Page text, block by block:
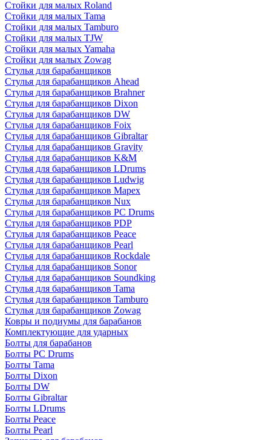
Стойки для малых Roland
Стойки для малых Tama
Стойки для малых Tamburo
Стойки для малых TJW
Стойки для малых Yamaha
Стойки для малых Zowag
Стулья для барабанщиков
Стулья для барабанщиков Ahead
Стулья для барабанщиков Brahner
Стулья для барабанщиков Dixon
Стулья для барабанщиков DW
Стулья для барабанщиков Foix
Стулья для барабанщиков Gibraltar
Стулья для барабанщиков Gravity
Стулья для барабанщиков K&M
Стулья для барабанщиков LDrums
Стулья для барабанщиков Ludwig
Стулья для барабанщиков Mapex
Стулья для барабанщиков Nux
Стулья для барабанщиков PC Drums
Стулья для барабанщиков PDP
Стулья для барабанщиков Peace
Стулья для барабанщиков Pearl
Стулья для барабанщиков Rockdale
Стулья для барабанщиков Sonor
Стулья для барабанщиков Soundking
Стулья для барабанщиков Tama
Стулья для барабанщиков Tamburo
Стулья для барабанщиков Zowag
Ковры и подиумы для барабанов
Комплектующие для ударных
Болты для барабанов
Болты PC Drums
Болты Tama
Болты Dixon
Болты DW
Болты Gibraltar
Болты LDrums
Болты Peace
Болты Pearl